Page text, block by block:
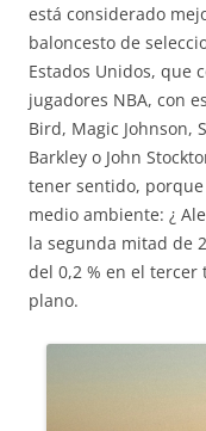
está considerado
baloncesto de
Estados Unidos, que
jugadores NBA, con
Bird, Magic Johnson,
Barkley o John
tener sentido,
medio ambiente: ¿
la segunda mitad de
del 0,2 % en el
plano.